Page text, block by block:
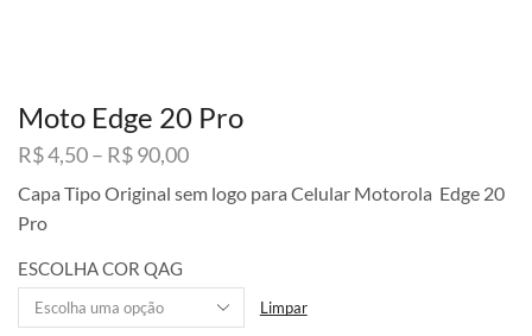
Moto Edge 20 Pro
R$4,50– R$90,00Faixa
preço:
Capa Tipo Original sem logo para Celular Motorola Edge 20
Pro
ESCOLHA COR QAG
Limpar